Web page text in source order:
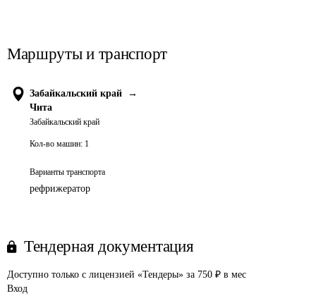
Маршруты и транспорт
Забайкальский край
→
Чита
Забайкальский край
Кол-во машин: 1
Варианты транспорта
рефрижератор
Тендерная документация
Доступно только с лицензией «Тендеры» за 750 ₽ в мес
Вход